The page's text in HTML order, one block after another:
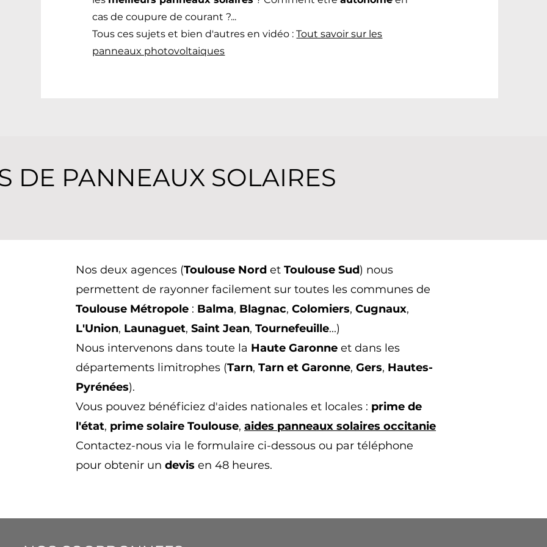
cas de coupure de courant ?...
Tous ces sujets et bien d'autres en vidéo :Tout savoir sur les
panneaux photovoltaiques
DE PANNEAUX SOLAIRES
Nos deux agences (Toulouse Nord etToulouse Sud) nous
permettent de rayonner facilement sur toutes les communes de
Toulouse Métropole : Balma, Blagnac,Colomiers,Cugnaux,
L'Union, Launaguet,Saint Jean,Tournefeuille...)
Nous intervenons dans toute la Haute Garonne et dans les
départements limitrophes (Tarn,Tarn et Garonne,Gers, Hautes-
Pyrénées).
Vous pouvez bénéficiez d'aides nationales et locales : prime de
l'état, prime solaire Toulouse,aides panneaux solaires occitanie
Contactez-nous via le formulaire ci-dessous ou par téléphone
pour obtenir undevis en 48 heures.